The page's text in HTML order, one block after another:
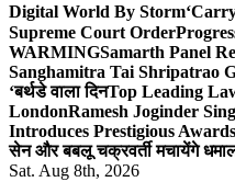
Digital World By Storm
Supreme Court Order
WARMINGSamarth Panel
Sanghamitra Tai Shripatrao
‘बर्थडे वाला दिनTop Leading
LondonRamesh Joginder
Introduces Prestigious
सेन और बबलू चक्रवर्ती मचायेंगे
Sat. Aug 8th, 2026